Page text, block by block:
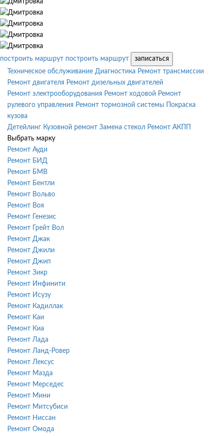
построить маршрут построить маршрут
записаться
Техническое обслуживание Диагностика Ремонт трансмиссии
Ремонт двигателя Ремонт дизельных двигателей
Ремонт электрооборудования Ремонт ходовой Ремонт
рулевого управления Ремонт тормозной системы
Покраска
кузова
Детейлинг Кузовной ремонт Замена стекол Ремонт АКПП
Выбрать марку
Ремонт Ауди
Ремонт БИД
Ремонт БМВ
Ремонт Бентли
Ремонт Вольво
Ремонт Воя
Ремонт Генезис
Ремонт Грейт Вол
Ремонт Джак
Ремонт Джили
Ремонт Джип
Ремонт Зикр
Ремонт Инфинити
Ремонт Исузу
Ремонт Кадиллак
Ремонт Каи
Ремонт Киа
Ремонт Лада
Ремонт Ланд-Ровер
Ремонт Лексус
Ремонт Мазда
Ремонт Мерседес
Ремонт Мини
Ремонт Митсубиси
Ремонт Ниссан
Ремонт Омода